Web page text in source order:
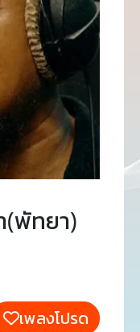
(พัทยา)
เพลงโปรด